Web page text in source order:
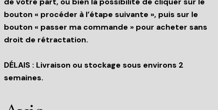
bouton « procéder à l’étape suivante », puis sur le
bouton « passer ma commande » pour acheter sans
droit de rétractation.
DÉLAIS : Livraison ou stockage sous environs 2
semaines.